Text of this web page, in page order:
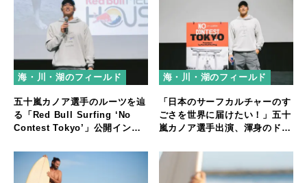
海・川・湖のフィールド
五十嵐カノア選手のルーツを辿
る「Red Bull Surfing ‘No
Contest Tokyo’」公開インタ
海・川・湖のフィールド
「日本のサーフカルチャーのす
ごさを世界に届けたい！」五十
嵐カノア選手出演、渾身のドキ